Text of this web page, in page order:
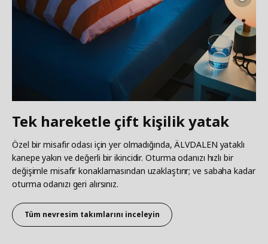
Tek hareketle çift kişilik yatak
Özel bir misafir odası için yer olmadığında, ÄLVDALEN yataklı
kanepe yakın ve değerli bir ikincidir. Oturma odanızı hızlı bir
değişimle misafir konaklamasından uzaklaştırır; ve sabaha kadar
oturma odanızı geri alırsınız.
Tüm nevresim takımlarını inceleyin